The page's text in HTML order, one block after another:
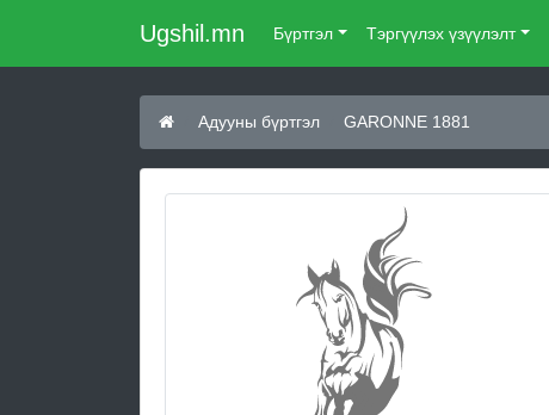
Ugshil.mn Бүртгэл Тэргүүлэх үзүүлэлт
Адууны бүртгэл GARONNE 1881